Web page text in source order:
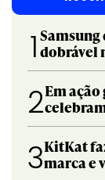
1 dobrável
2Em
3KitKat
marca e